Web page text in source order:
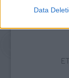
Data